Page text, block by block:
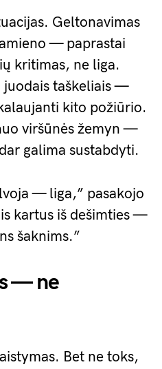
Geltonavimas
— paprastai
kritimas, ne liga.
juodais taškeliais —
kito požiūrio.
viršūnės žemyn —
galima sustabdyti.
— liga,” pasakojo
kartus iš dešimties —
šaknims.”
— ne
Bet ne toks,